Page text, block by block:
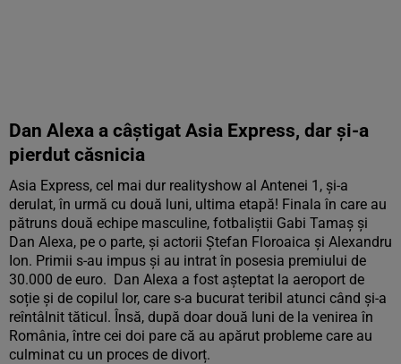
Dan Alexa a câștigat Asia Express, dar și-a
pierdut căsnicia
Asia Express, cel mai dur realityshow al Antenei 1, și-a
derulat, în urmă cu două luni, ultima etapă! Finala în care au
pătruns două echipe masculine, fotbaliștii Gabi Tamaș și
Dan Alexa, pe o parte, și actorii Ștefan Floroaica și Alexandru
Ion. Primii s-au impus și au intrat în posesia premiului de
30.000 de euro. Dan Alexa a fost așteptat la aeroport de
soție și de copilul lor, care s-a bucurat teribil atunci când și-a
reîntâlnit tăticul. Însă, după doar două luni de la venirea în
România, între cei doi pare că au apărut probleme care au
culminat cu un proces de divorț.